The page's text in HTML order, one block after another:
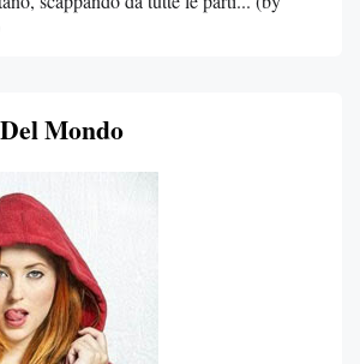
Mondo